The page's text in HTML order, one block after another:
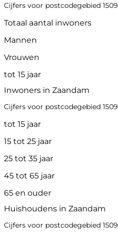
Cijfers voor postcodegebied 1509
Totaal aantal inwoners
Mannen
Vrouwen
tot 15 jaar
Inwoners in Zaandam
Cijfers voor postcodegebied 1509
tot 15 jaar
15 tot 25 jaar
25 tot 35 jaar
45 tot 65 jaar
65 en ouder
Huishoudens in Zaandam
Cijfers voor postcodegebied 1509